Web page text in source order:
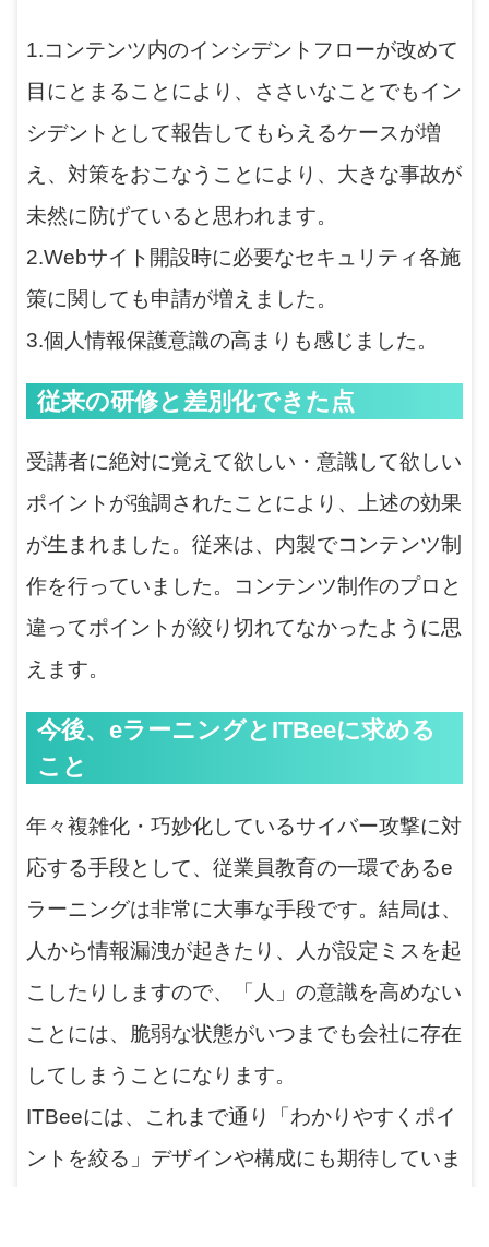
1.コンテンツ内のインシデントフローが改めて
目にとまることにより、ささいなことでもイン
シデントとして報告してもらえるケースが増
え、対策をおこなうことにより、大きな事故が
未然に防げていると思われます。
2.Webサイト開設時に必要なセキュリティ各施
策に関しても申請が増えました。
3.個人情報保護意識の高まりも感じました。
従来の研修と差別化できた点
受講者に絶対に覚えて欲しい・意識して欲しい
ポイントが強調されたことにより、上述の効果
が生まれました。従来は、内製でコンテンツ制
作を行っていました。コンテンツ制作のプロと
違ってポイントが絞り切れてなかったように思
えます。
今後、eラーニングとITBeeに求める
こと
年々複雑化・巧妙化しているサイバー攻撃に対
応する手段として、従業員教育の一環であるe
ラーニングは非常に大事な手段です。結局は、
人から情報漏洩が起きたり、人が設定ミスを起
こしたりしますので、「人」の意識を高めない
ことには、脆弱な状態がいつまでも会社に存在
してしまうことになります。
ITBeeには、これまで通り「わかりやすくポイ
ントを絞る」デザインや構成にも期待していま